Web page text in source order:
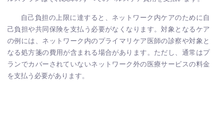
自己負担の上限に達すると、ネットワーク内ケアのために自
己負担や共同保険を支払う必要がなくなります。対象となるケア
の例には、ネットワーク内のプライマリケア医師の診察や対象と
なる処方箋の費用が含まれる場合があります。ただし、通常はプ
ランでカバーされていないネットワーク外の医療サービスの料金
を支払う必要があります。